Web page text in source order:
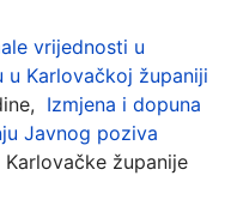
vrijednosti u
Karlovačkoj županiji
Izmjena i dopuna
Javnog poziva
županije